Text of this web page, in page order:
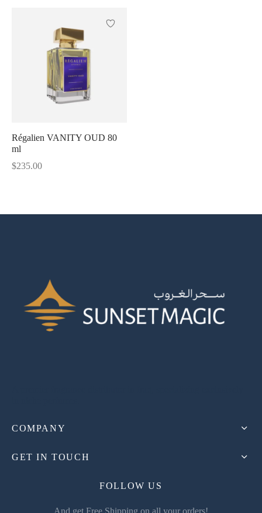
Régalien VANITY OUD 80
ml
$235.00
COMPANY
GET IN TOUCH
FOLLOW US
And get Free Shipping on all your orders!